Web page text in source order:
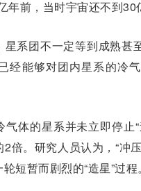
年前，当时宇宙还不到30
系团不一定等到成熟甚
经能够对团内星系的冷
体的星系并未立即停止
倍。研究人员认为，“冲
短暂而剧烈的“造星”过程。